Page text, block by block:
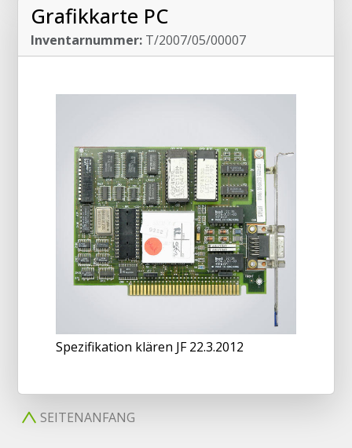
Grafikkarte PC
Inventarnummer: T/2007/05/00007
Spezifikation klären JF 22.3.2012
SEITENANFANG